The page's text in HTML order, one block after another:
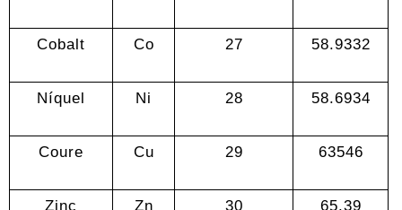
Cobalt Co 27 58.9332
Níquel Ni 28 58.6934
Coure Cu 29 63546
Zinc Zn 30 65.39